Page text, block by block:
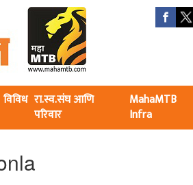
विविध रा.स्व.संघ आणि
परिवार
MahaMTB
Infra